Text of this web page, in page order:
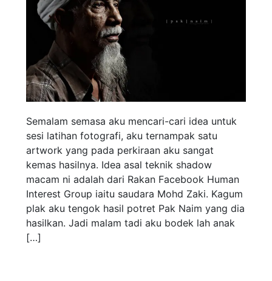
Semalam semasa aku mencari-cari idea untuk
sesi latihan fotografi, aku ternampak satu
artwork yang pada perkiraan aku sangat
kemas hasilnya. Idea asal teknik shadow
macam ni adalah dari Rakan Facebook Human
Interest Group iaitu saudara Mohd Zaki. Kagum
plak aku tengok hasil potret Pak Naim yang dia
hasilkan. Jadi malam tadi aku bodek lah anak
[…]